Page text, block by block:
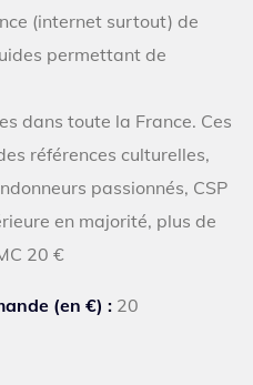
(internet surtout) de
permettant de
dans toute la France. Ces
références culturelles,
passionnés, CSP
en majorité, plus de
20 €
(en €) : 20